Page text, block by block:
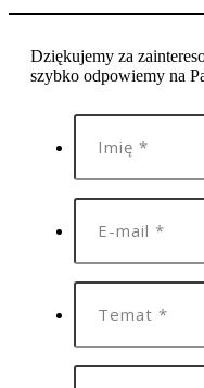
Dziękujemy za
szybko odpowiemy na